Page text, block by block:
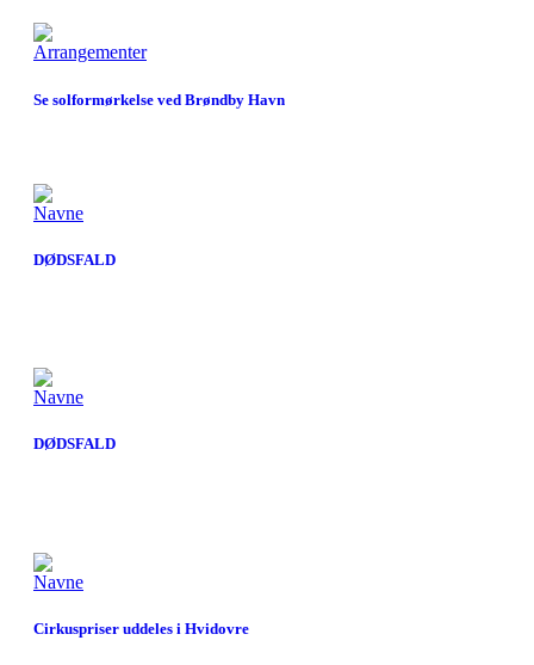
Arrangementer
Se solformørkelse ved Brøndby Havn
Navne
DØDSFALD
Navne
DØDSFALD
Navne
Cirkuspriser uddeles i Hvidovre